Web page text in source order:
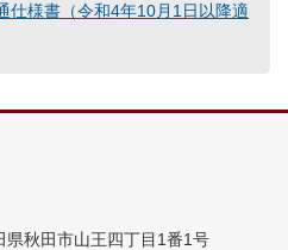
仕様書（令和4年10月1日以降適
秋田市山王四丁目1番1号